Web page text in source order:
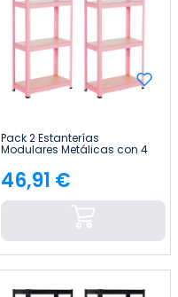
Pack 2 Estanterías
Modulares Metálicas con 4
Thinia Home
Precio
46,91 €